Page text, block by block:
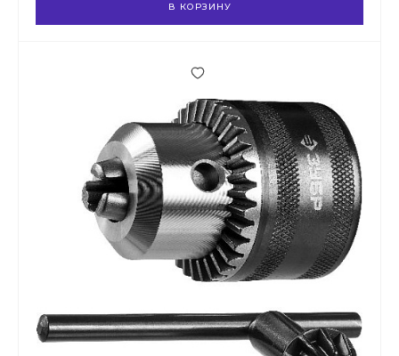
В КОРЗИНУ